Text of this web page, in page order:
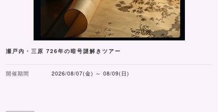
瀬戸内・三原 726年の暗号謎解きツアー
開催期間 2026/08/07(金) ～ 08/09(日)